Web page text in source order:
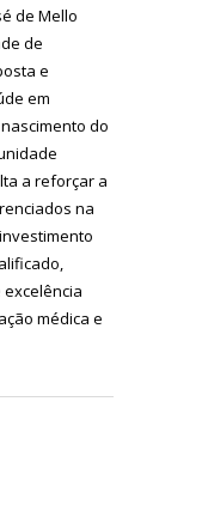
de Mello
de
e
em
do
a reforçar a
na
médica e